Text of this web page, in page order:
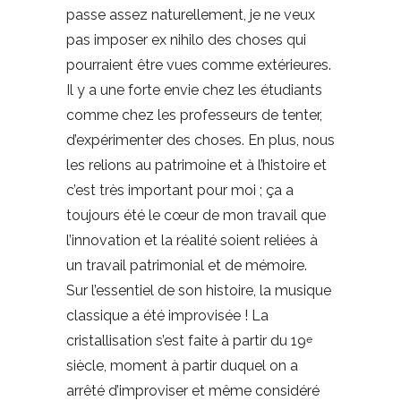
passe assez naturellement, je ne veux
pas imposer ex nihilo des choses qui
pourraient être vues comme extérieures.
Il y a une forte envie chez les étudiants
comme chez les professeurs de tenter,
d’expérimenter des choses. En plus, nous
les relions au patrimoine et à l’histoire et
c’est très important pour moi ; ça a
toujours été le cœur de mon travail que
l’innovation et la réalité soient reliées à
un travail patrimonial et de mémoire.
Sur l’essentiel de son histoire, la musique
classique a été improvisée ! La
cristallisation s’est faite à partir du 19e
siècle, moment à partir duquel on a
arrêté d’improviser et même considéré